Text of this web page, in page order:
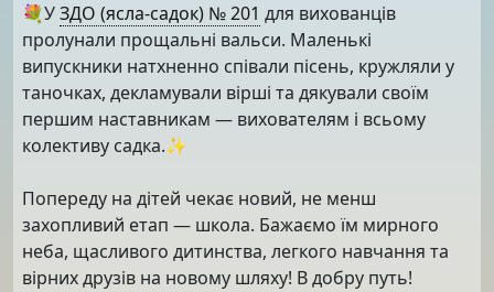
💐УЗДО (ясла-садок) № 201 для вихованців
пролунали прощальні вальси. Маленькі
випускники натхненно співали пісень, кружляли у
таночках, декламували вірші та дякували своїм
першим наставникам — вихователям і всьому
колективу садка.✨
Попереду на дітей чекає новий, не менш
захопливий етап — школа. Бажаємо їм мирного
неба, щасливого дитинства, легкого навчання та
вірних друзів на новому шляху! В добру путь!